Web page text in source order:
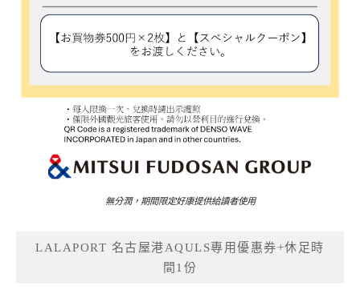
無分潤，期間限定好康提供給讀者使用
LALAPORT 名古屋港AQULS專用優惠券+休足時
間1份